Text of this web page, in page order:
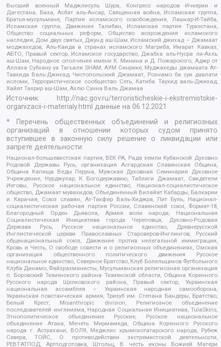
Высший военный Маджлисуль Шура, Конгресс народов Ичкерии и
Дагестана, База, Асбат аль-Ансар, Священная война, Исламская группа,
Братья-мусульмане, Партия исламского освобождения, Лашкар-И-Тайба,
Исламская группа, Движение Талибан, Исламская партия Туркестана,
Общество социальных реформ, Общество возрождения исламского
наследия, Дом двух святых, Джунд аш-Шам, Исламский джихад – Джамаат
моджахедов, Аль-Каида в странах исламского Магриба, Имарат Кавказ,
АБТО, Правый сектор, Исламское государство, Джабха аль-Нусра ли-Ахль
аш-Шам, Народное ополчение имени К. Минина и Д. Пожарского, Аджр от
Аллаха Субхану уа Тагьаля SHAM, АУМ Синрике, Муджахеды джамаата Ат-
Тавхида Валь-Джихад, Чистопольский Джамаат, Рохнамо ба суи давлати
исломи, Террористическое сообщество Сеть, Катиба Таухид валь-Джихад,
Хайят Тахрир аш-Шам, Ахлю Сунна Валь Джамаа
Источник:
http://nac.gov.ru/terroristicheskie-i-ekstremistskie-
organizacii-i-materialy.html данные на06.12.2021
* Перечень общественных объединений и религиозных
организаций в отношении которых судом принято
вступившее в законную силу решение о ликвидации или
запрете деятельности:
Национал-большевистская партия, ВЕК РА, Рада земли Кубанской Духовно
Родовой Державы Русь, организация Асгардская Славянская Община,
Община Капища Веды Перуна, Мужская Духовная Семинария Духовное
Учреждение, Нурджулар, К Богодержавию, Таблиги Джамаат, Свидетели
Иеговы, Русское национальное единство, Национал-социалистическое
общество, Джамаат мувахидов, Объединенный Вилайат Кабарды, Балкарии
и Карачая, Союз славян, Ат-Такфир Валь-Хиджра, Пит Буль, Национал-
социалистическая рабочая партия России, Славянский союз, Формат-18,
Благородный Орден Дьявола, Армия воли народа, Национальная
Социалистическая Инициатива города Череповца, Духовно-Родовая
Держава Русь, Русское национальное единство, Древнерусской
Инглистической церкви Православных Староверов-Инглингов, Русский
общенациональный союз, Движение против нелегальной иммиграции,
Кровь и Честь, О свободе совести и о религиозных объединениях, Омская
организация общественного политического движения Русское
национальное единство, Северное Братство, Клуб Болельщиков Футбольного
Клуба Динамо, Файзрахманисты, Мусульманская религиозная организация
п. Боровский Тюменского района Тюменской области, Община Коренного
Русского народа Щелковского района, Правый сектор, Украинская
национальная ассамблея – Украинская народная самооборона,
Украинская повстанческая армия, Тризуб им. Степана Бандеры, Братство,
Белый Крест, Misanthropic division, Религиозное объединение
последователей инглиизма, Народная Социальная Инициатива, TulaSkins,
Этнополитическое объединение Русские, Русское национальное
объединение Атака, Мечеть Мирмамеда, Община Коренного Русского
народа г. Астрахани, ВОЛЯ, Меджлис крымскотатарского народа, Рубеж
Севера, ТОЙС, О противодействии экстремистской деятельности,
РЕВТАТПОД, Артподготовка, Штольц, В честь иконы Божией Матери